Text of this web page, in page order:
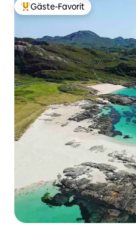
Beliebter Gäste-Favorit.
Gäste-Favorit